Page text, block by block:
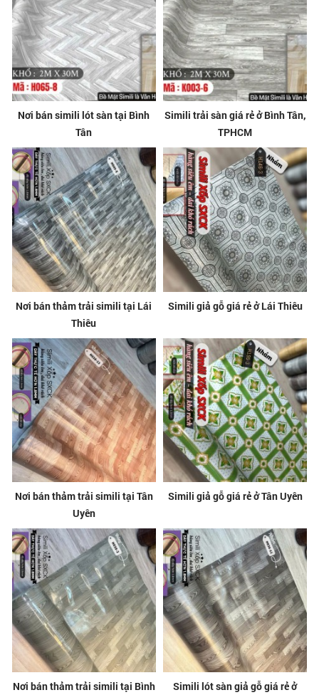
Nơi bán simili lót sàn tại Bình
Tân
Simili trải sàn giá rẻ ở Bình Tân,
TPHCM
Nơi bán thảm trải simili tại Lái
Thiêu
Simili giả gỗ giá rẻ ở Lái Thiêu
Nơi bán thảm trải simili tại Tân
Uyên
Simili giả gỗ giá rẻ ở Tân Uyên
Nơi bán thảm trải simili tại Bình
Simili lót sàn giả gỗ giá rẻ ở